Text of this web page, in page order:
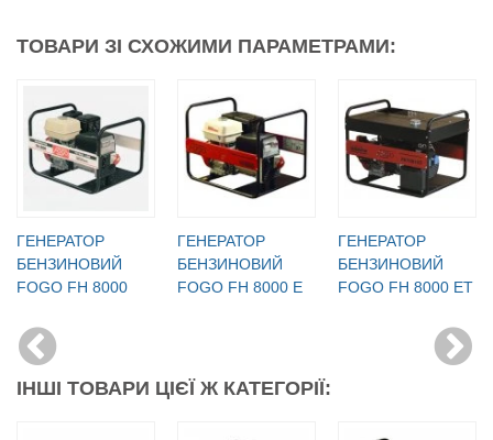
ТОВАРИ ЗІ СХОЖИМИ ПАРАМЕТРАМИ:
ГЕНЕРАТОР
БЕНЗИНОВИЙ
FOGO FH 8000
ГЕНЕРАТОР
БЕНЗИНОВИЙ
FOGO FH 8000 Е
ГЕНЕРАТОР
БЕНЗИНОВИЙ
FOGO FH 8000 ЕT
ІНШІ ТОВАРИ ЦІЄЇ Ж КАТЕГОРІЇ: